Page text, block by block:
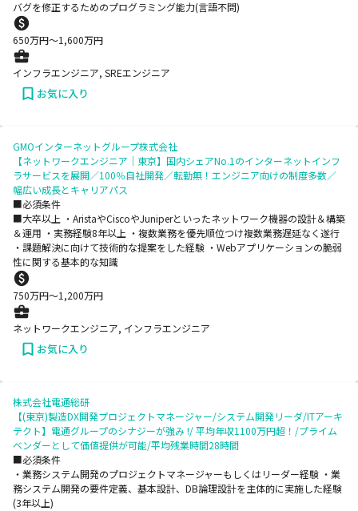
バグを修正するためのプログラミング能力(言語不問)
650万円〜1,600万円
インフラエンジニア, SREエンジニア
お気に入り
GMOインターネットグループ株式会社
【ネットワークエンジニア｜東京】国内シェアNo.1のインターネットインフ
ラサービスを展開／100％自社開発／転勤無！エンジニア向けの制度多数／
幅広い成長とキャリアパス
■必須条件
■大卒以上 ・AristaやCiscoやJuniperといったネットワーク機器の設計＆構築
＆運用 ・実務経験8年以上 ・複数業務を優先順位つけ複数業務遅延なく遂行
・課題解決に向けて技術的な提案をした経験 ・Webアプリケーションの脆弱
性に関する基本的な知識
750万円〜1,200万円
ネットワークエンジニア, インフラエンジニア
お気に入り
株式会社電通総研
【(東京)製造DX開発プロジェクトマネージャー/システム開発リーダ/ITアーキ
テクト】電通グループのシナジーが強み !/ 平均年収1100万円超！/プライム
ベンダーとして価値提供が可能/平均残業時間28時間
■必須条件
・業務システム開発のプロジェクトマネージャーもしくはリーダー経験 ・業
務システム開発の要件定義、基本設計、DB論理設計を主体的に実施した経験
(3年以上)